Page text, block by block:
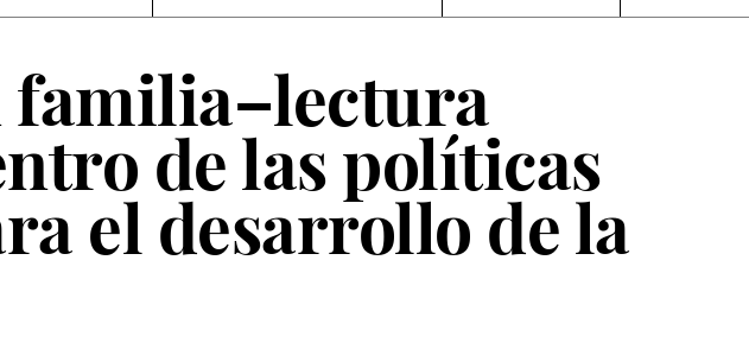
familia–lectura
de las políticas
el desarrollo de la